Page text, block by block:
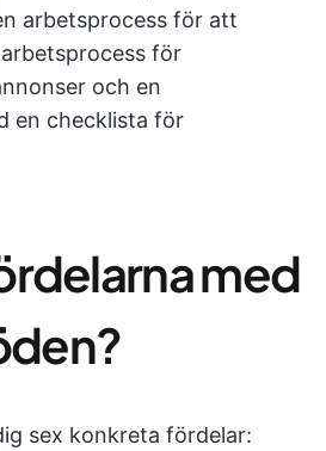
arbetsprocess för att
för
och en
en checklista för
med
sex konkreta fördelar: